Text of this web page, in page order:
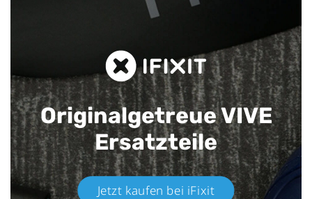
Originalgetreue VIVE
Ersatzteile
Jetzt kaufen bei iFixit​